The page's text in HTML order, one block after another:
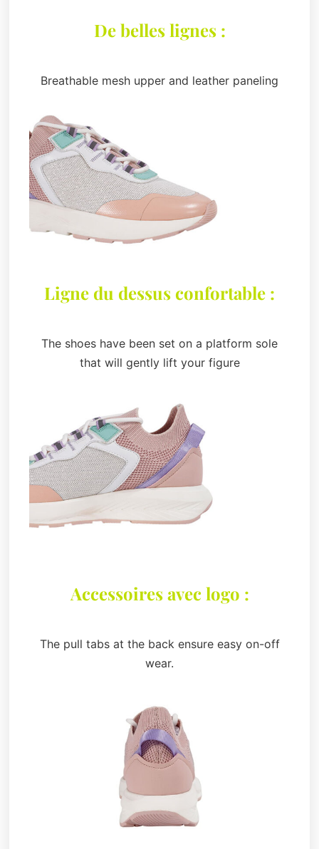
De belles lignes :
Breathable mesh upper and leather paneling
Ligne du dessus confortable :
The shoes have been set on a platform sole
that will gently lift your figure
Accessoires avec logo :
The pull tabs at the back ensure easy on-off
wear.